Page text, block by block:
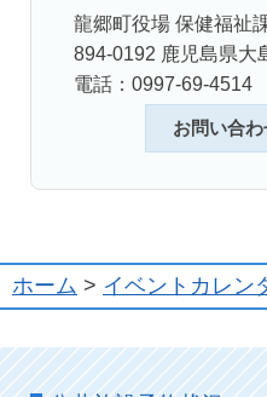
龍郷町役場 保健福祉
894-0192 鹿児島県大
電話：0997-69-4514
お問い合
ホーム > イベントカレン